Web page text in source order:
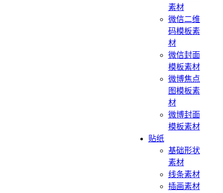
素材
微信二维
码模板素
材
微信封面
模板素材
微博焦点
图模板素
材
微博封面
模板素材
贴纸
基础形状
素材
线条素材
插画素材